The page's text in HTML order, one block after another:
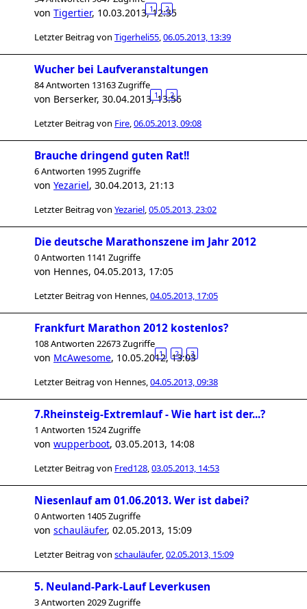
1 2
von Tigertier, 10.03.2013, 12:35
Letzter Beitrag von Tigerheli55,06.05.2013, 13:39
Wucher bei Laufveranstaltungen
84 Antworten 13163 Zugriffe
1 2
von Berserker, 30.04.2013, 13:56
Letzter Beitrag von Fire,06.05.2013, 09:08
Brauche dringend guten Rat!!
6 Antworten 1995 Zugriffe
von Yezariel, 30.04.2013, 21:13
Letzter Beitrag von Yezariel,05.05.2013, 23:02
Die deutsche Marathonszene im Jahr 2012
0 Antworten 1141 Zugriffe
von Hennes, 04.05.2013, 17:05
Letzter Beitrag von Hennes,04.05.2013, 17:05
Frankfurt Marathon 2012 kostenlos?
108 Antworten 22673 Zugriffe
1 2 3
von McAwesome, 10.05.2012, 13:03
Letzter Beitrag von Hennes,04.05.2013, 09:38
7.Rheinsteig-Extremlauf - Wie hart ist der...?
1 Antworten 1524 Zugriffe
von wupperboot, 03.05.2013, 14:08
Letzter Beitrag von Fred128,03.05.2013, 14:53
Niesenlauf am 01.06.2013. Wer ist dabei?
0 Antworten 1405 Zugriffe
von schauläufer, 02.05.2013, 15:09
Letzter Beitrag von schauläufer,02.05.2013, 15:09
5. Neuland-Park-Lauf Leverkusen
3 Antworten 2029 Zugriffe